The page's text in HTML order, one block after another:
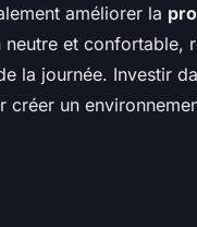
améliorer la
et confortable,
la journée. Investir
créer un